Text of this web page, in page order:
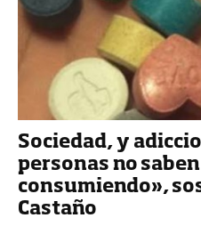
Sociedad, y
personas no
consumiendo»,
Castaño